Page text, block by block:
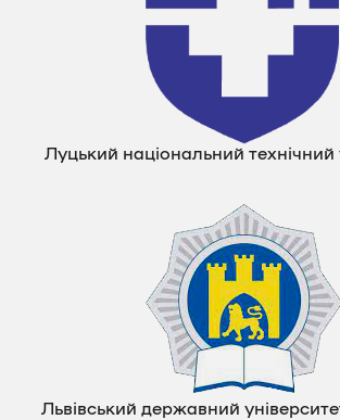
Луцький національний технічний
Львівський державний